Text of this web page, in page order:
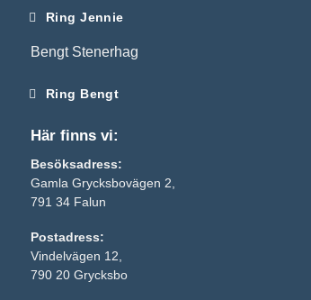
Ring Jennie
Bengt Stenerhag
Ring Bengt
Här finns vi:
Besöksadress:
Gamla Grycksbovägen 2,
791 34 Falun
Postadress:
Vindelvägen 12,
790 20 Grycksbo
Nödvändiga
Dessa kakor
går inte att
välja bort. De